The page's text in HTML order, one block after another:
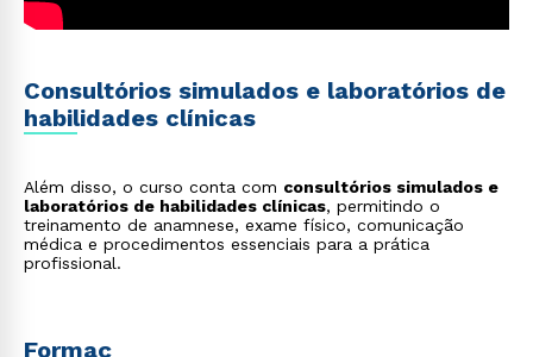
Consultórios simulados e laboratórios de
habilidades clínicas
Além disso, o curso conta com consultórios simulados e
laboratórios de habilidades clínicas, permitindo o
treinamento de anamnese, exame físico, comunicação
médica e procedimentos essenciais para a prática
profissional.
Formaç
Rápido e fácil
WhatsApp
autorizo que meus dados sejam utilizados para o